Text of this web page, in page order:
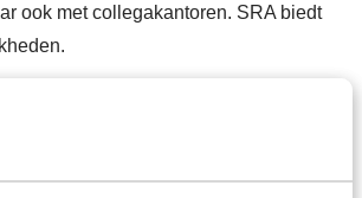
ook met collegakantoren. SRA biedt
kantoren worden door SRA streng
de hoogste kwaliteit aan cliënten